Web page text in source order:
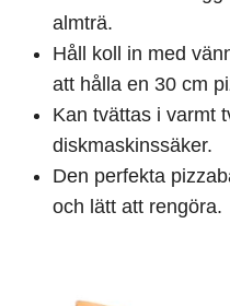
almträ.
Håll koll in med
att hålla en 30 cm
Kan tvättas i varmt
diskmaskinssäker.
Den perfekta
och lätt att rengöra.